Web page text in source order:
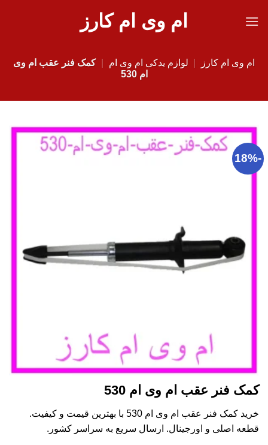
ام وی ام کارز
ام وی ام کارز لوازم یدکی ام وی ام
کمک فنر عقب ام وی
ام 530
-18%
کمک فنر عقب ام وی ام 530
خرید کمک فنر عقب ام وی ام 530 با بهترین قیمت و کیفیت.
قطعه اصلی و اورجینال. ارسال سریع به سراسر کشور.